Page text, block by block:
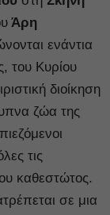
Άρη
ενάντια
του Κυρίου
διοίκηση
ζώα της
τις
καθεστώτος.
σε μια